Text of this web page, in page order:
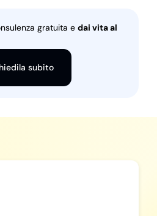
gratuita e dai vita al
subito